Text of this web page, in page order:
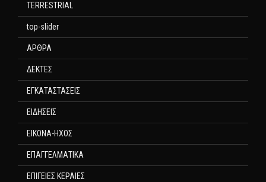
TERRESTRIAL
top-slider
ΑΡΘΡΑ
ΔΕΚΤΕΣ
ΕΓΚΑΤΑΣΤΑΣΕΙΣ
ΕΙΔΗΣΕΙΣ
ΕΙΚΟΝΑ-ΗΧΟΣ
ΕΠΑΓΓΕΛΜΑΤΙΚΑ
ΕΠΙΓΕΙΕΣ ΚΕΡΑΙΕΣ